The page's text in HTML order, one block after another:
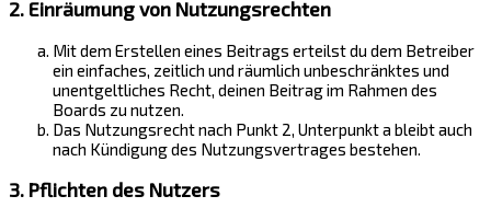
2. Einräumung von Nutzungsrechten
Mit dem Erstellen eines Beitrags erteilst du dem Betreiber
ein einfaches, zeitlich und räumlich unbeschränktes und
unentgeltliches Recht, deinen Beitrag im Rahmen des
Boards zu nutzen.
Das Nutzungsrecht nach Punkt 2, Unterpunkt a bleibt auch
nach Kündigung des Nutzungsvertrages bestehen.
3. Pflichten des Nutzers